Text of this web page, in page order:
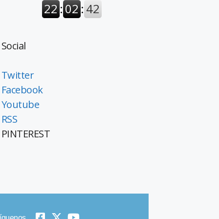
Social
Twitter
Facebook
Youtube
RSS
PINTEREST